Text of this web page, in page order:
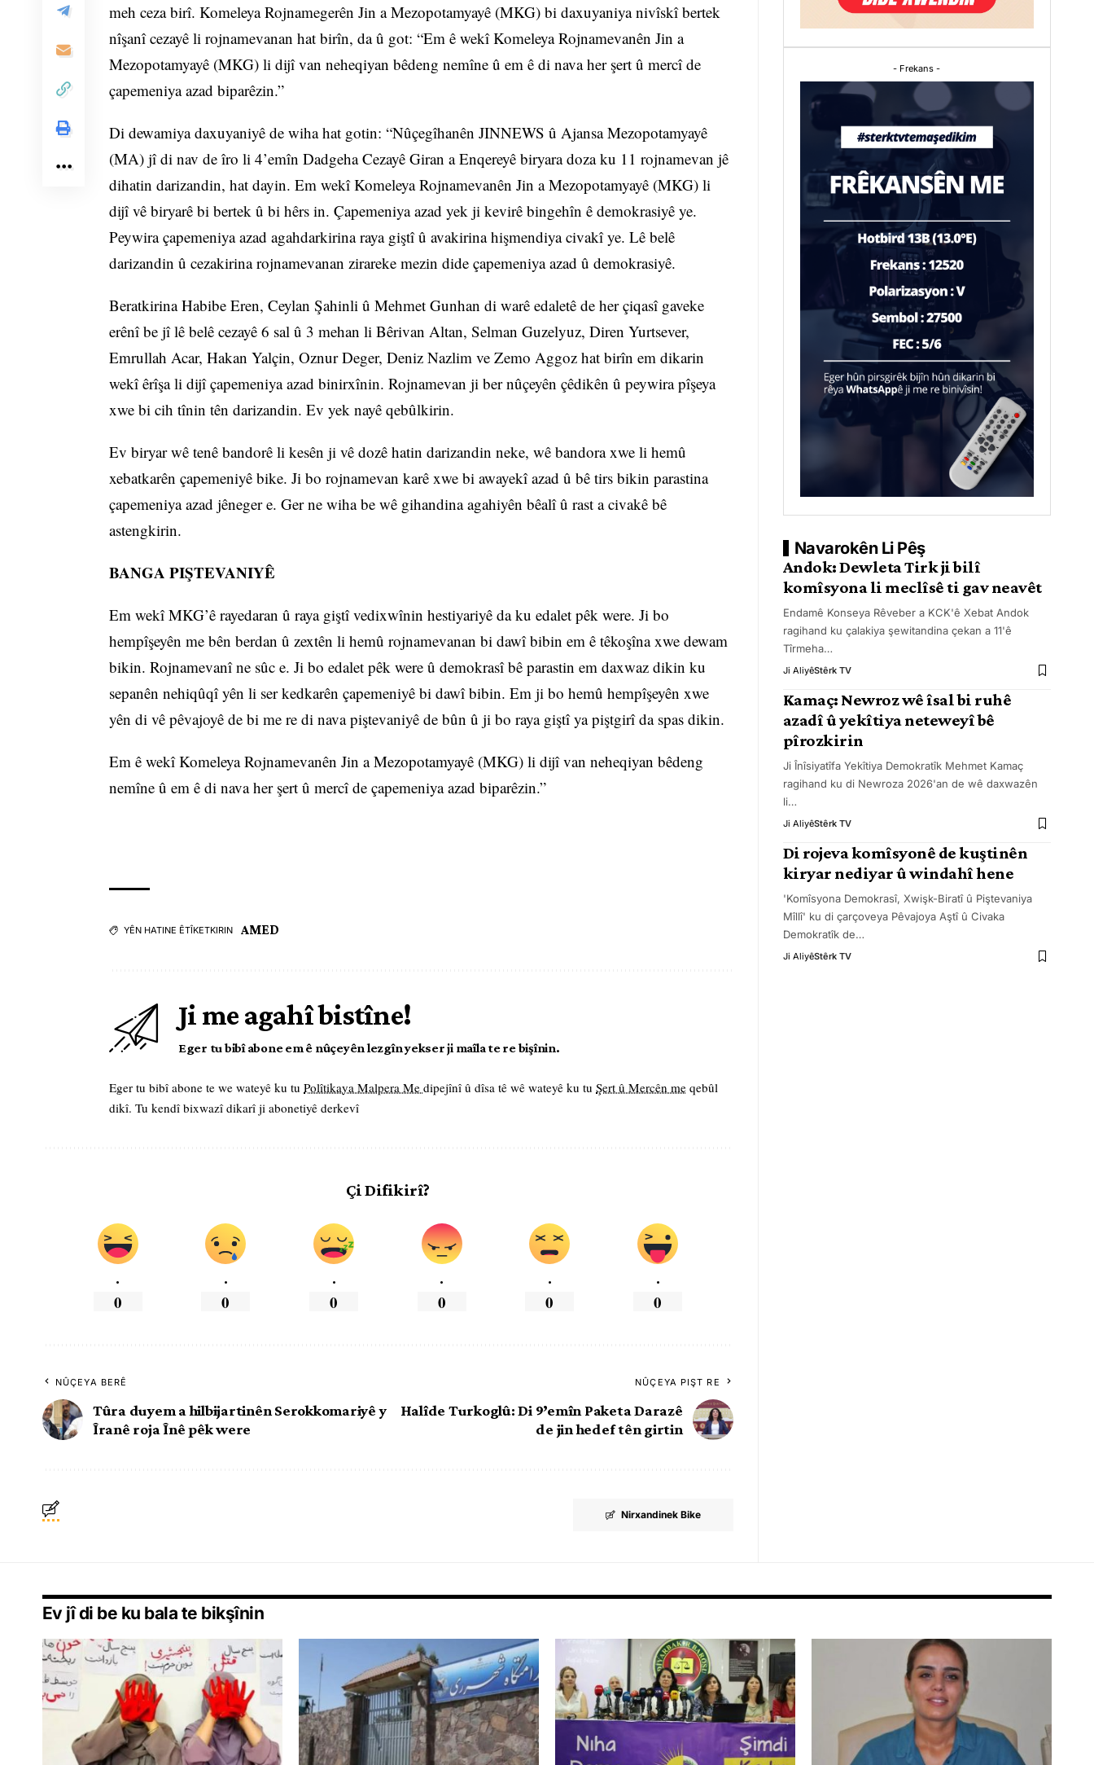
meh ceza birî. Komeleya Rojnamegerên Jin a Mezopotamyayê (MKG) bi daxuyaniya nivîskî bertek
nîşanî cezayê li rojnamevanan hat birîn, da û got: “Em ê wekî Komeleya Rojnamevanên Jin a
Mezopotamyayê (MKG) li dijî van neheqiyan bêdeng nemîne û em ê di nava her şert û mercî de
çapemeniya azad biparêzin.”
Di dewamiya daxuyaniyê de wiha hat gotin: “Nûçegîhanên JINNEWS û Ajansa Mezopotamyayê
(MA) jî di nav de îro li 4’emîn Dadgeha Cezayê Giran a Enqereyê biryara doza ku 11 rojnamevan jê
dihatin darizandin, hat dayin. Em wekî Komeleya Rojnamevanên Jin a Mezopotamyayê (MKG) li
dijî vê biryarê bi bertek û bi hêrs in. Çapemeniya azad yek ji kevirê bingehîn ê demokrasiyê ye.
Peywira çapemeniya azad agahdarkirina raya giştî û avakirina hişmendiya civakî ye. Lê belê
darizandin û cezakirina rojnamevanan zirareke mezin dide çapemeniya azad û demokrasiyê.
Beratkirina Habibe Eren, Ceylan Şahinli û Mehmet Gunhan di warê edaletê de her çiqasî gaveke
erênî be jî lê belê cezayê 6 sal û 3 mehan li Bêrivan Altan, Selman Guzelyuz, Diren Yurtsever,
Emrullah Acar, Hakan Yalçin, Oznur Deger, Deniz Nazlim ve Zemo Aggoz hat birîn em dikarin
wekî êrîşa li dijî çapemeniya azad binirxînin. Rojnamevan ji ber nûçeyên çêdikên û peywira pîşeya
xwe bi cih tînin tên darizandin. Ev yek nayê qebûlkirin.
Ev biryar wê tenê bandorê li kesên ji vê dozê hatin darizandin neke, wê bandora xwe li hemû
xebatkarên çapemeniyê bike. Ji bo rojnamevan karê xwe bi awayekî azad û bê tirs bikin parastina
çapemeniya azad jêneger e. Ger ne wiha be wê gihandina agahiyên bêalî û rast a civakê bê
astengkirin.
BANGA PIŞTEVANIYÊ
Em wekî MKG’ê rayedaran û raya giştî vedixwînin hestiyariyê da ku edalet pêk were. Ji bo
hempîşeyên me bên berdan û zextên li hemû rojnamevanan bi dawî bibin em ê têkoşîna xwe dewam
bikin. Rojnamevanî ne sûc e. Ji bo edalet pêk were û demokrasî bê parastin em daxwaz dikin ku
sepanên nehiqûqî yên li ser kedkarên çapemeniyê bi dawî bibin. Em ji bo hemû hempîşeyên xwe
yên di vê pêvajoyê de bi me re di nava piştevaniyê de bûn û ji bo raya giştî ya piştgirî da spas dikin.
Em ê wekî Komeleya Rojnamevanên Jin a Mezopotamyayê (MKG) li dijî van neheqiyan bêdeng
nemîne û em ê di nava her şert û mercî de çapemeniya azad biparêzin.”
YÊN HATINE ÊTÎKETKIRIN AMED
Ji me agahî bistîne!
Eger tu bibî abone em ê nûçeyên lezgîn yekser ji maîla te re bişînin.
Eger tu bibî abone te we wateyê ku tu Polîtikaya Malpera Me dipejînî û dîsa tê wê wateyê ku tu Şert û Mercên me qebûl
dikî. Tu kendî bixwazî dikarî ji abonetiyê derkevî
Çi Difikirî?
.
0
.
0
.
0
.
0
.
0
.
0
NÛÇEYA BERÊ
Tûra duyem a hilbijartinên Serokkomariyê y
Îranê roja Înê pêk were
NÛÇEYA PIŞT RE
Halîde Turkoglû: Di 9’emîn Paketa Darazê
de jin hedef tên girtin
Nirxandinek Bike
- Frekans -
Navarokên Li Pêş
Andok: Dewleta Tirk ji bilî
komîsyona li meclîsê ti gav neavêt
Endamê Konseya Rêveber a KCK'ê Xebat Andok
ragihand ku çalakiya şewitandina çekan a 11'ê
Tîrmeha…
Ji AliyêStêrk TV
Kamaç: Newroz wê îsal bi ruhê
azadî û yekîtiya neteweyî bê
pîrozkirin
Ji Înîsiyatîfa Yekîtiya Demokratîk Mehmet Kamaç
ragihand ku di Newroza 2026'an de wê daxwazên
li…
Ji AliyêStêrk TV
Di rojeva komîsyonê de kuştinên
kiryar nediyar û windahî hene
'Komîsyona Demokrasî, Xwişk-Biratî û Piştevaniya
Mîllî' ku di çarçoveya Pêvajoya Aştî û Civaka
Demokratîk de…
Ji AliyêStêrk TV
Ev jî di be ku bala te bikşînin